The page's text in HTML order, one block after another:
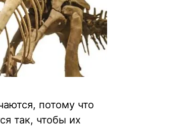
потому что
так, чтобы их